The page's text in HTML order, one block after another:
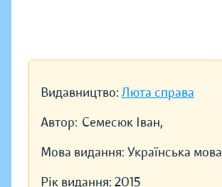
Видавництво: Люта справа
Автор: Семесюк Іван,
Мова видання: Українська мова
Рік видання: 2015